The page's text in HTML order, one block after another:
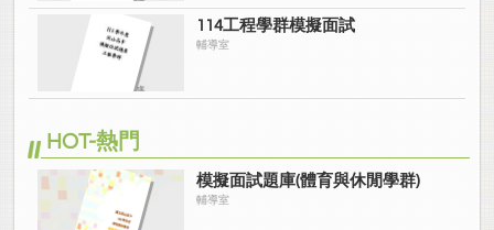
114工程學群模擬面試
輔導室
HOT-熱門
模擬面試題庫(體育與休閒學群)
輔導室